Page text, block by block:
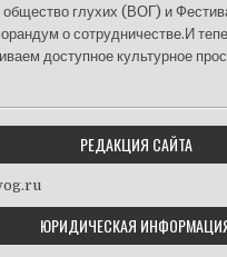
общество глухих (ВОГ) и
о сотрудничестве.И
доступное культурное
РЕДАКЦИЯ САЙТА
ЮРИДИЧЕСКАЯ